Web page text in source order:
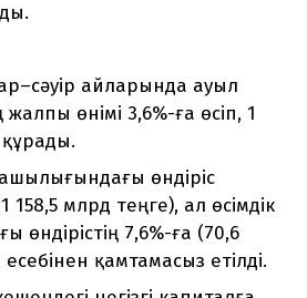
айларында ауыл
өнімі 3,6%-ға өсіп, 1
құрады.
өндіріс
158,5 млрд теңге), ал өсімдік
7,6%-ға (70,6
қамтамасыз етілді.